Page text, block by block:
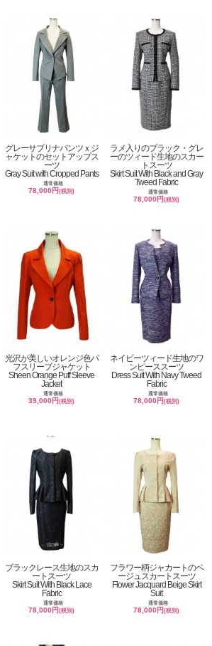
グレーサブリナパンツｘジ
ャケットのセットアップス
ーツ
Gray Suit with Cropped Pants
通常価格
78,000円(税別)
ラメ入りのブラック・グレ
ーのツィード生地のスカー
トスーツ
Skirt Suit With Black and Gray
Tweed Fabric
通常価格
78,000円(税別)
光沢が美しいオレンジ色パ
フスリーブジャケット
Sheen Orange Puff Sleeve
Jacket
通常価格
39,000円(税別)
ネイビーツィード生地のワ
ンピーススーツ
Dress Suit With Navy Tweed
Fabric
通常価格
78,000円(税別)
ブラックレース生地のスカ
ートスーツ
Skirt Suit With Black Lace
Fabric
通常価格
78,000円(税別)
フラワー柄ジャカートのベ
ージュスカートスーツ
Flower Jacquard Beige Skirt
Suit
通常価格
78,000円(税別)